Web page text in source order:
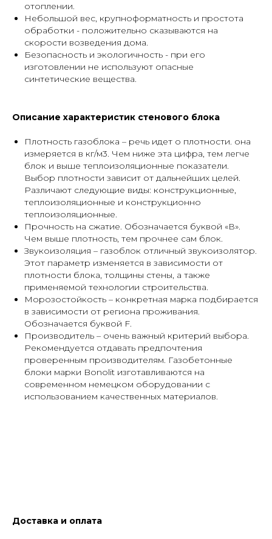
отоплении.
Небольшой вес, крупноформатность и простота
обработки - положительно сказываются на
скорости возведения дома.
Безопасность и экологичность - при его
изготовлении не используют опасные
синтетические вещества.
Описание характеристик стенового блока
Плотность газоблока – речь идет о плотности. она
измеряется в кг/м3. Чем ниже эта цифра, тем легче
блок и выше теплоизоляционные показатели.
Выбор плотности зависит от дальнейших целей.
Различают следующие виды: конструкционные,
теплоизоляционные и конструкционно
теплоизоляционные.
Прочность на сжатие. Обозначается буквой «В».
Чем выше плотность, тем прочнее сам блок.
Звукоизоляция – газоблок отличный звукоизолятор.
Этот параметр изменяется в зависимости от
плотности блока, толщины стены, а также
применяемой технологии строительства.
Морозостойкость – конкретная марка подбирается
в зависимости от региона проживания.
Обозначается буквой F.
Производитель – очень важный критерий выбора.
Рекомендуется отдавать предпочтения
проверенным производителям. Газобетонные
блоки марки Bonolit изготавливаются на
современном немецком оборудовании с
использованием качественных материалов.
Доставка и оплата